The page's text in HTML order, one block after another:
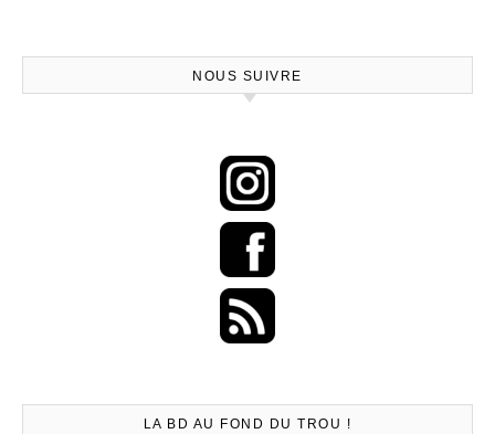
NOUS SUIVRE
LA BD AU FOND DU TROU !